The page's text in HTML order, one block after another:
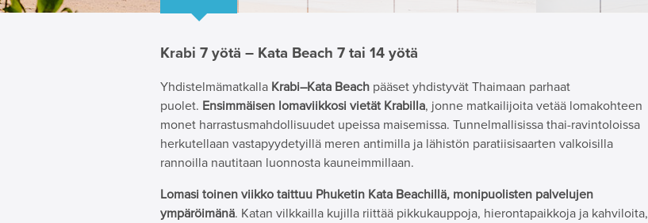
Krabi 7 yötä – Kata Beach 7 tai 14 yötä
Yhdistelmämatkalla Krabi–Kata Beach pääset yhdistyvät Thaimaan parhaat
puolet. Ensimmäisen lomaviikkosi vietät Krabilla, jonne matkailijoita vetää lomakohteen
monet harrastusmahdollisuudet upeissa maisemissa. Tunnelmallisissa thai-ravintoloissa
herkutellaan vastapyydetyillä meren antimilla ja lähistön paratiisisaarten valkoisilla
rannoilla nautitaan luonnosta kauneimmillaan.
Lomasi toinen viikko taittuu Phuketin Kata Beachillä, monipuolisten palvelujen
ympäröimänä. Katan vilkkailla kujilla riittää pikkukauppoja, hierontapaikkoja ja kahviloita,